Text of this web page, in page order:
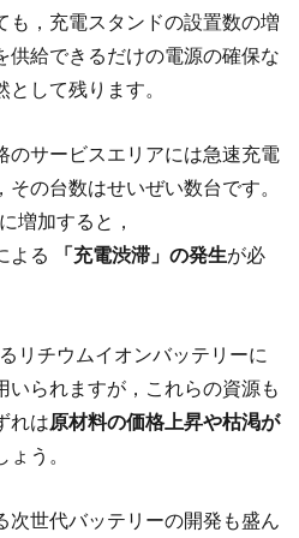
も，充電スタンドの設置数の増
供給できるだけの電源の確保な
して残ります。
のサービスエリアには急速充電
の台数はせいぜい数台です。
増加すると，
よる
「充電渋滞」の発生が必
リチウムイオンバッテリーに
いられますが，これらの資源も
れは原材料の価格上昇や枯渇が
う。
次世代バッテリーの開発も盛ん